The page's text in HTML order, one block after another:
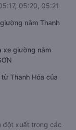
05:20, 05:21
nằm Thanh
xe giường nằm
Thanh Hóa của
đột xuất trong các